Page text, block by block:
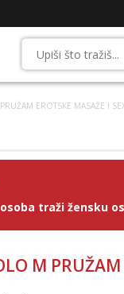
EROTSKE MASAŽE I
traži žensku
M PRUŽAM